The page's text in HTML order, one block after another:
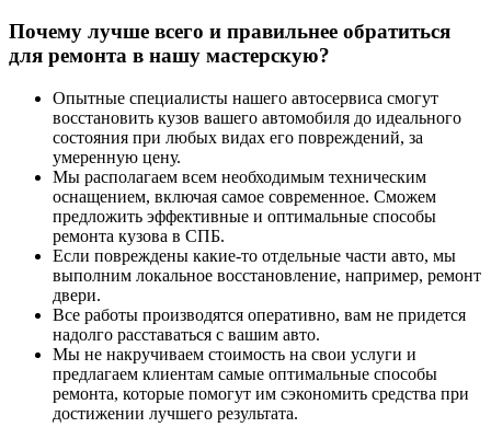
Почему лучше всего и правильнее обратиться
для ремонта в нашу мастерскую?
Опытные специалисты нашего автосервиса смогут
восстановить кузов вашего автомобиля до идеального
состояния при любых видах его повреждений, за
умеренную цену.
Мы располагаем всем необходимым техническим
оснащением, включая самое современное. Сможем
предложить эффективные и оптимальные способы
ремонта кузова в СПБ.
Если повреждены какие-то отдельные части авто, мы
выполним локальное восстановление, например, ремонт
двери.
Все работы производятся оперативно, вам не придется
надолго расставаться с вашим авто.
Мы не накручиваем стоимость на свои услуги и
предлагаем клиентам самые оптимальные способы
ремонта, которые помогут им сэкономить средства при
достижении лучшего результата.